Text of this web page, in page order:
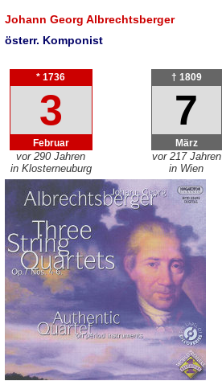
Johann Georg Albrechtsberger
österr. Komponist
* 1736
3
Februar
vor 290 Jahren
in Klosterneuburg
† 1809
7
März
vor 217 Jahren
in Wien